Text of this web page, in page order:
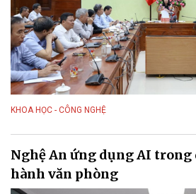
KHOA HỌC - CÔNG NGHỆ
Nghệ An ứng dụng AI trong
hành văn phòng